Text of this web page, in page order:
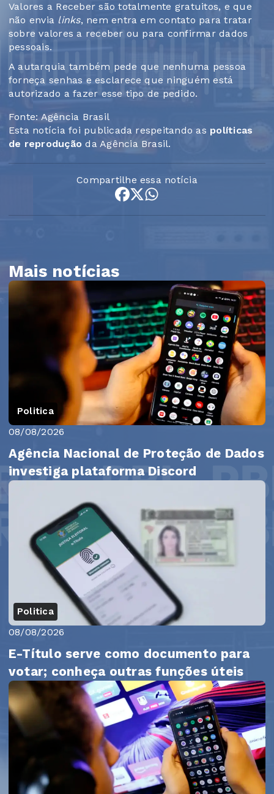
Valores a Receber são totalmente gratuitos, e que
não envia links, nem entra em contato para tratar
sobre valores a receber ou para confirmar dados
pessoais.
A autarquia também pede que nenhuma pessoa
forneça senhas e esclarece que ninguém está
autorizado a fazer esse tipo de pedido.
Fonte: Agência Brasil
Esta notícia foi publicada respeitando as políticas
de reprodução da Agência Brasil.
Compartilhe essa notícia
Mais notícias
Politica
08/08/2026
Agência Nacional de Proteção de Dados
investiga plataforma Discord
Politica
08/08/2026
E-Título serve como documento para
votar; conheça outras funções úteis